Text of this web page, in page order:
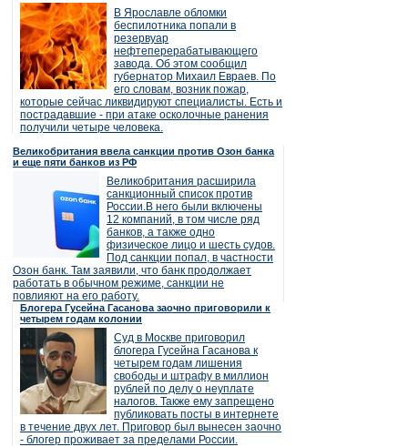
В Ярославле обломки
беспилотника попали в
резервуар
нефтеперерабатывающего
завода. Об этом сообщил
губернатор Михаил Евраев. По
его словам, возник пожар,
которые сейчас ликвидируют специалисты. Есть и
пострадавшие - при атаке осколочные ранения
получили четыре человека.
Великобритания ввела санкции против Озон банка
и еще пяти банков из РФ
Великобритания расширила
санкционный список против
России.В него были включены
12 компаний, в том числе ряд
банков, а также одно
физическое лицо и шесть судов.
Под санкции попал, в частности
Озон банк. Там заявили, что банк продолжает
работать в обычном режиме, санкции не
повлияют на его работу.
Блогера Гусейна Гасанова заочно приговорили к
четырем годам колонии
Суд в Москве приговорил
блогера Гусейна Гасанова к
четырем годам лишения
свободы и штрафу в миллион
рублей по делу о неуплате
налогов. Также ему запрещено
публиковать посты в интернете
в течение двух лет. Приговор был вынесен заочно
- блогер проживает за пределами России.